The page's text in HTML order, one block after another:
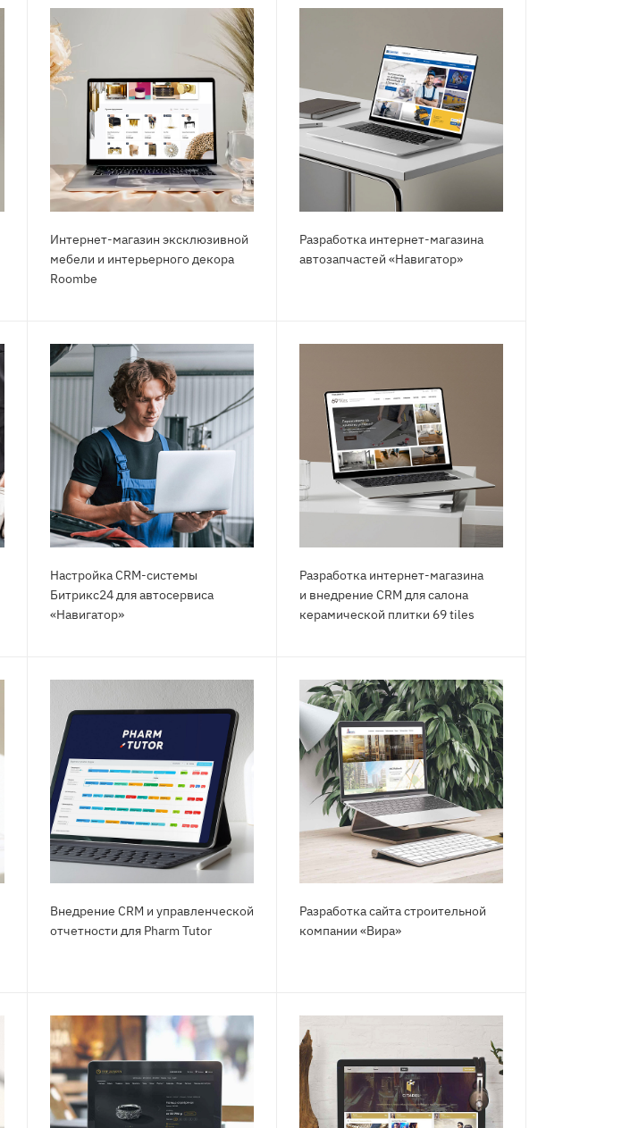
Интернет-магазин эксклюзивной
мебели и интерьерного декора
Roombe
Разработка интернет-магазина
автозапчастей «Навигатор»
Настройка CRM-системы
Битрикс24 для автосервиса
«Навигатор»
Разработка интернет-магазина
и внедрение CRM для салона
керамической плитки 69 tiles
Внедрение CRM и управленческой
отчетности для Pharm Tutor
Разработка сайта строительной
компании «Вира»